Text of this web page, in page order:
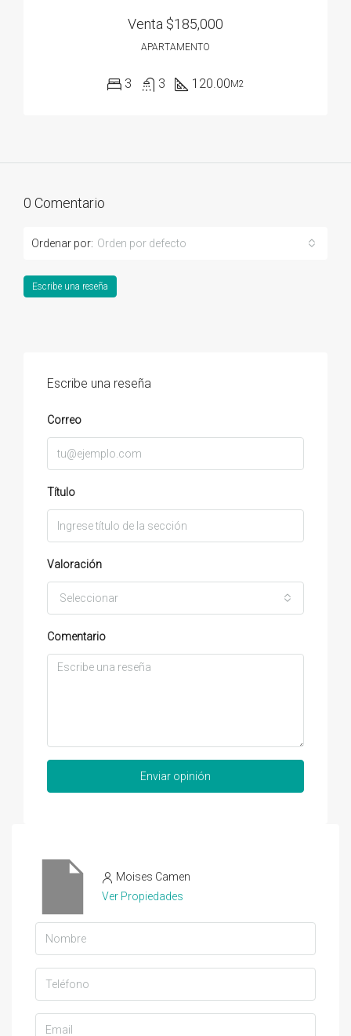
Venta $185,000
APARTAMENTO
3 3 120.00M2
0 Comentario
Ordenar por: Orden por defecto
Escribe una reseña
Escribe una reseña
Correo
Título
Valoración
Seleccionar
Comentario
Enviar opinión
Moises Camen
Ver Propiedades